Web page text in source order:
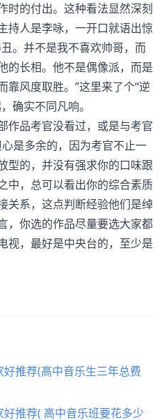
时的付出。这种看法显然深刻
持人是李咏，一开口就语出惊
。并不是我不喜欢帅哥，而
的长相。他不是偶像派，而是
靠风度取胜。”这里来了个“逆
确实不同凡响。
品考官没看过，或是与考官
是多余的，因为考官不止一
型的，并没有强求你的口味跟
中，总可以看出你的综合素质
关系，这点判断经验他们是绰
，你选的作品尽量要选大家都
视，最好是中央台的，至少是
推荐(高中音乐生三年总费
推荐( 高中音乐班要花多少